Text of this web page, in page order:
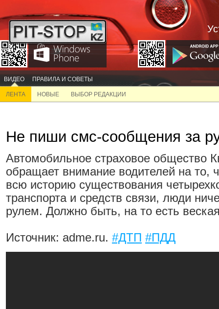
ВИДЕО ПРАВИЛА И СОВЕТЫ
ЛЕНТА НОВЫЕ ВЫБОР РЕДАКЦИИ
Не пиши смс-сообщения за
Автомобильное страховое общество
обращает внимание водителей на то,
всю историю существования
транспорта и средств связи, люди
рулем. Должно быть, на то есть
Источник: adme.ru. #ДТП #ПДД